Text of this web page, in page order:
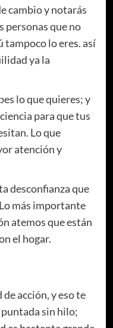
cambio y notarás
personas que no
tampoco lo eres. así
ya la
lo que quieres; y
para que tus
Lo que
atención y
desconfianza que
más importante
atemos que están
el hogar.
acción, y eso te
puntada sin hilo;